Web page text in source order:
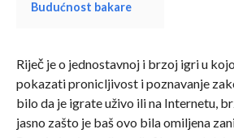
Budućnost bakare
Riječ je o jednostavnoj i brzoj igri u
pokazati pronicljivost i poznavanje
bilo da je igrate uživo ili na Internetu,
jasno zašto je baš ovo bila omiljena